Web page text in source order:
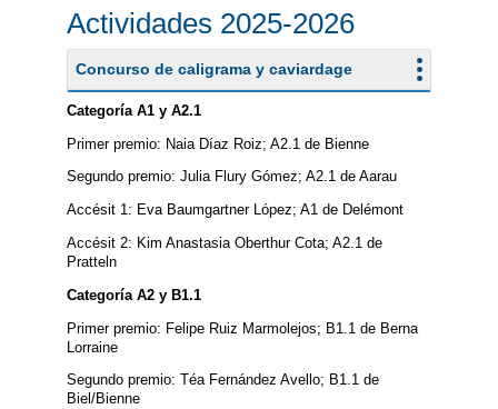
Actividades 2025-2026
Concurso de caligrama y caviardage
Categoría A1 y A2.1
Primer premio: Naia Díaz Roiz; A2.1 de Bienne
Segundo premio: Julia Flury Gómez; A2.1 de Aarau
Accésit 1: Eva Baumgartner López; A1 de Delémont
Accésit 2: Kim Anastasia Oberthur Cota; A2.1 de
Pratteln
Categoría A2 y B1.1
Primer premio: Felipe Ruiz Marmolejos; B1.1 de Berna
Lorraine
Segundo premio: Téa Fernández Avello; B1.1 de
Biel/Bienne